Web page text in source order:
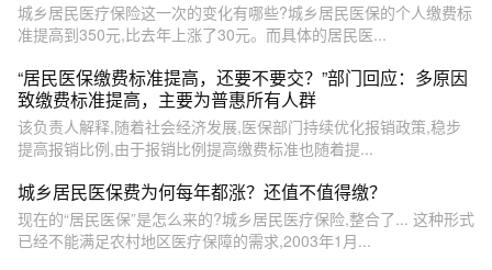
城乡居民医疗保险这一次的变化有哪些?城乡居民医保的个人缴费标
准提高到350元,比去年上涨了30元。而具体的居民医...
“居民医保缴费标准提高，还要不要交？”部门回应：多原因
致缴费标准提高，主要为普惠所有人群
该负责人解释,随着社会经济发展,医保部门持续优化报销政策,稳步
提高报销比例,由于报销比例提高缴费标准也随着提...
城乡居民医保费为何每年都涨？还值不值得缴？
现在的“居民医保”是怎么来的?城乡居民医疗保险,整合了... 这种形式
已经不能满足农村地区医疗保障的需求,2003年1月...